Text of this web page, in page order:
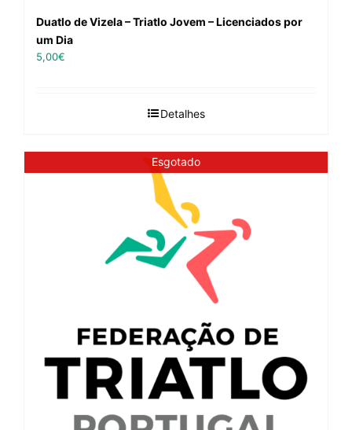
Duatlo de Vizela – Triatlo Jovem – Licenciados por
um Dia
5,00€
Detalhes
Esgotado